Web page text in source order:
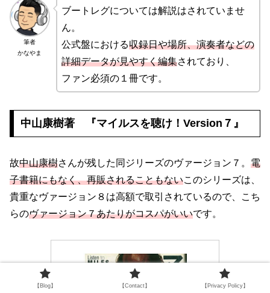
筆者
かなやま
ブートレグについては解説はされていませ
ん。
公式盤における収録日や場所、演奏者などの
詳細データが見やすく編集されており、
ファン必須の１冊です。
中山康樹著 『マイルスを聴け！Version７』
故中山康樹さんが残した同ジリーズのヴァージョン７。 電
子書籍にもなく、再販されることもないこのシリーズは、
貴重なヴァージョン８は高額で取引されているので、こち
らのヴァージョン７あたりがコスパがいいです。
【Blog】 【Contact】 【Privacy Policy】